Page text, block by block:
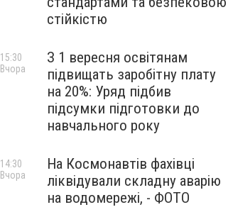
стійкістю
З 1 вересня освітянам
підвищать заробітну плату
на 20%: Уряд підбив
підсумки підготовки до
навчального року
15:30
Вчора
На Космонавтів фахівці
ліквідували складну аварію
на водомережі, - ФОТО
14:30
Вчора